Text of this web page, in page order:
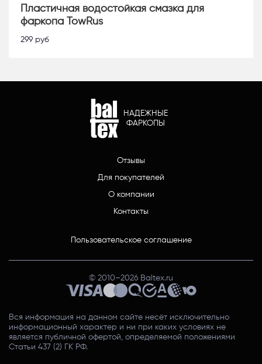
Пластичная водостойкая смазка для
фаркопа TowRus
299 руб
НАДЕЖНЫЕ
ФАРКОПЫ
Отзывы
Для покупателей
О компании
Контакты
Пользовательское соглашение
© 2010–2026 Baltex.ru
Вся информация на данном сайте несёт исключительно
информационный характер и ни при каких условиях не
является публичной офертой, определяемой положениями
Статьи 437 (2) ГК РФ.